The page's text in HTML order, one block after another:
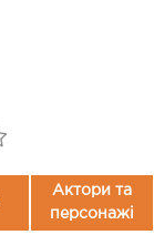
Актори та
персонажі